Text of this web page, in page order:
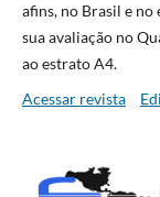
afins, no Brasil e
sua avaliação no
ao estrato A4.
Acessar revista